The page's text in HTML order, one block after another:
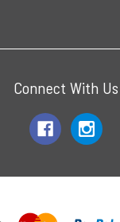
Connect With Us